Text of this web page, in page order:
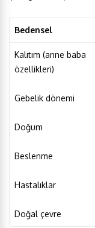
Bedensel
Kalıtım (anne baba
özellikleri)
Gebelik dönemi
Doğum
Beslenme
Hastalıklar
Doğal çevre